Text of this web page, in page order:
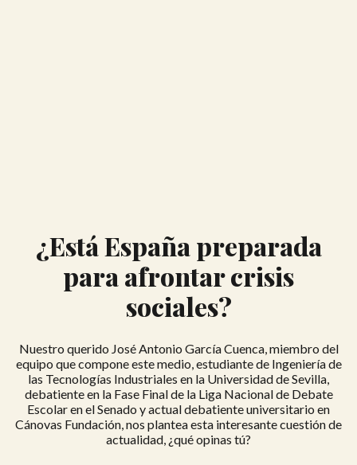
¿Está España preparada
para afrontar crisis
sociales?
Nuestro querido José Antonio García Cuenca, miembro del
equipo que compone este medio, estudiante de Ingeniería de
las Tecnologías Industriales en la Universidad de Sevilla,
debatiente en la Fase Final de la Liga Nacional de Debate
Escolar en el Senado y actual debatiente universitario en
Cánovas Fundación, nos plantea esta interesante cuestión de
actualidad, ¿qué opinas tú?